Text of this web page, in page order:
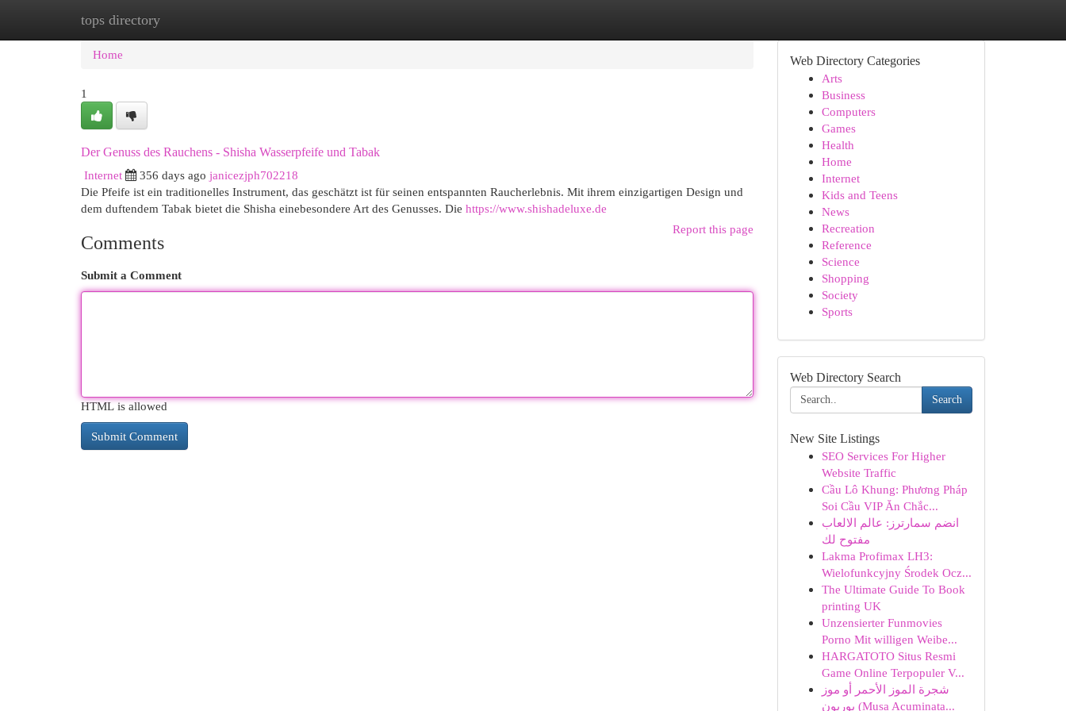
tops directory
Home New Site Listings
Home
1
Der Genuss des Rauchens - Shisha Wasserpfeife und Tabak
Internet
356 days ago janicezjph702218
Die Pfeife ist ein traditionelles Instrument, das geschätzt ist für seinen entspannten Raucherlebnis. Mit ihrem einzigartigen Design und
dem duftendem Tabak bietet die Shisha einebesondere Art des Genusses. Die https://www.shishadeluxe.de
Report this page
Comments
Submit a Comment
HTML is allowed
Web Directory Categories
Arts
Business
Computers
Games
Health
Home
Internet
Kids and Teens
News
Recreation
Reference
Science
Shopping
Society
Sports
Web Directory Search
Search
New Site Listings
SEO Services For Higher
Website Traffic
Cầu Lô Khung: Phương Pháp
Soi Cầu VIP Ăn Chắc...
انضم سمارترز: عالم الالعاب
مفتوح لك
Lakma Profimax LH3:
Wielofunkcyjny Środek Ocz...
The Ultimate Guide To Book
printing UK
Unzensierter Funmovies
Porno Mit willigen Weibe...
HARGATOTO Situs Resmi
Game Online Terpopuler V...
شجرة الموز الأحمر أو موز
بوربون (Musa Acuminata...